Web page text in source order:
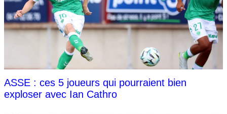
ASSE : ces 5 joueurs qui pourraient bien
exploser avec Ian Cathro